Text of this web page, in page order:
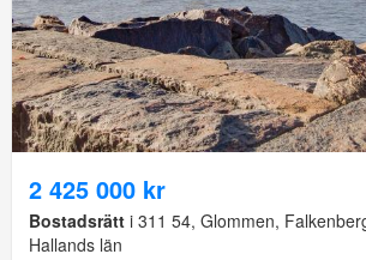
2 425 000 kr
Bostadsrätt i 311 54, Glommen,
Hallands län